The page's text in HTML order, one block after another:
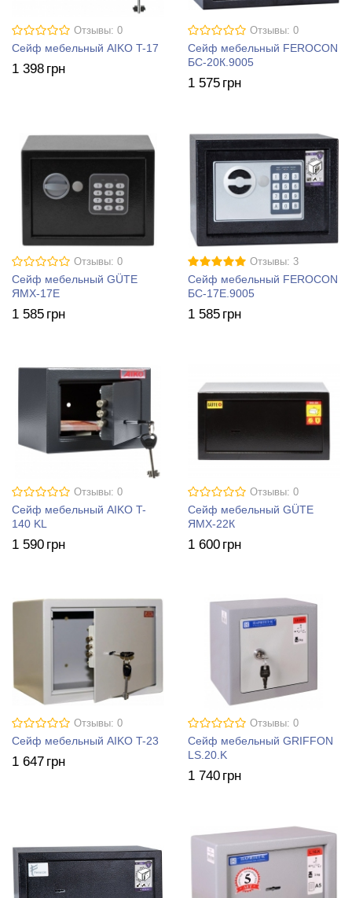
Отзывы: 0
Сейф мебельный AIKO T-17
1 398 грн
Отзывы: 0
Сейф мебельный FEROCON
БС-20К.9005
1 575 грн
Отзывы: 0
Сейф мебельный GÜTE
ЯМХ-17Е
1 585 грн
Отзывы: 3
Сейф мебельный FEROCON
БС-17Е.9005
1 585 грн
Отзывы: 0
Сейф мебельный AIKO T-
140 KL
1 590 грн
Отзывы: 0
Сейф мебельный GÜTE
ЯМХ-22К
1 600 грн
Отзывы: 0
Сейф мебельный AIKO T-23
1 647 грн
Отзывы: 0
Сейф мебельный GRIFFON
LS.20.K
1 740 грн